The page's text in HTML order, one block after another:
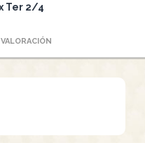
Ter 2/4
VALORACIÓN